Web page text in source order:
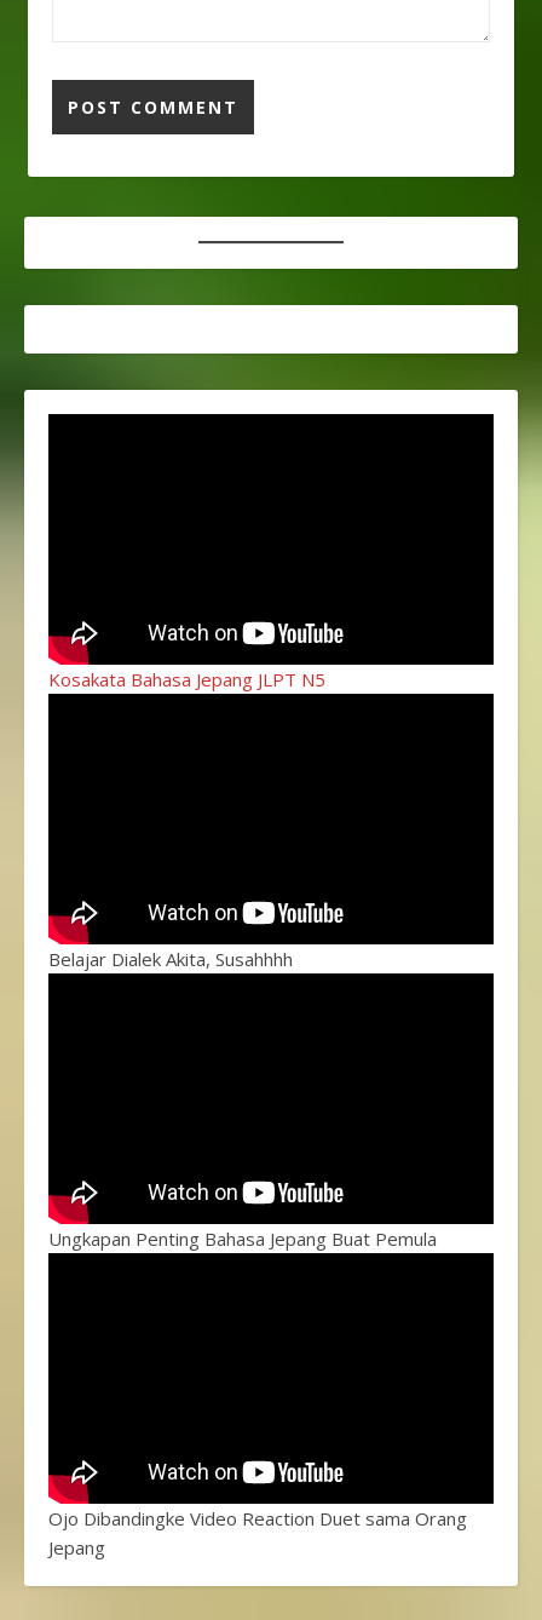
Kosakata Bahasa Jepang JLPT N5
Belajar Dialek Akita, Susahhhh
Ungkapan Penting Bahasa Jepang Buat Pemula
Ojo Dibandingke Video Reaction Duet sama Orang
Jepang